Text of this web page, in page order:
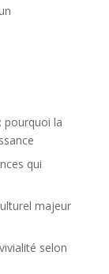
pourquoi la
qui
majeur
selon